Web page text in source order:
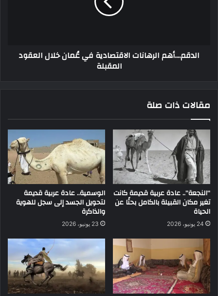
الدقم....أهم الرهانات الاقتصادية في عُمان خلال العقود
المقبلة
مقالات ذات صلة
“النجعة”.. عادة عربية قديمة كانت
تغير مكان القبيلة بالكامل بحثًا عن
الحياة
24 يونيو، 2026
الوسمية.. عادة عربية قديمة
لتحويل الجسد إلى سجل للهوية
والذاكرة
23 يونيو، 2026